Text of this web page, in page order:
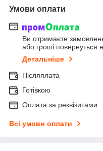
Умови оплати
Ви отримаєте
або гроші повернуться
Детальніше
Післяплата
Готівкою
Оплата за реквізитами
Всі умови оплати